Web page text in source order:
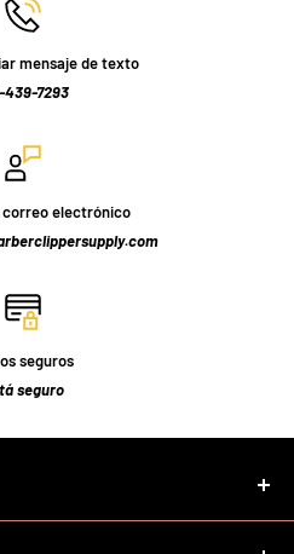
mensaje de texto
439-7293
correo electrónico
seguros
seguro